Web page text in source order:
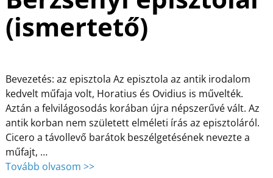
o
o
n e
g
(ismertető)
Bevezetés: az episztola Az episztola az antik irodalom
kedvelt műfaja volt, Horatius és Ovidius is művelték.
Aztán a felvilágosodás korában újra népszerűvé vált. Az
antik korban nem született elméleti írás az episztoláról.
Cicero a távollevő barátok beszélgetésének nevezte a
műfajt, …
Tovább olvasom >>